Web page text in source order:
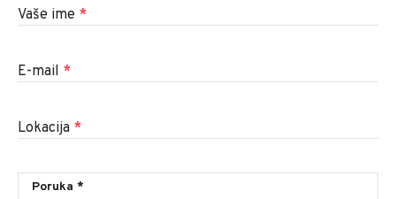
Vaše ime *
E-mail *
Lokacija *